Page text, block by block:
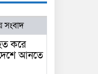
সংবাদ
করে
আনতে